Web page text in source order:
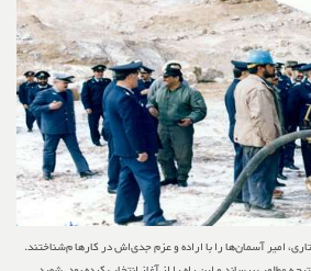
امیر آسمان‌ها را با اراده و عزم جدی‌اش در کارها م‌شناختند.